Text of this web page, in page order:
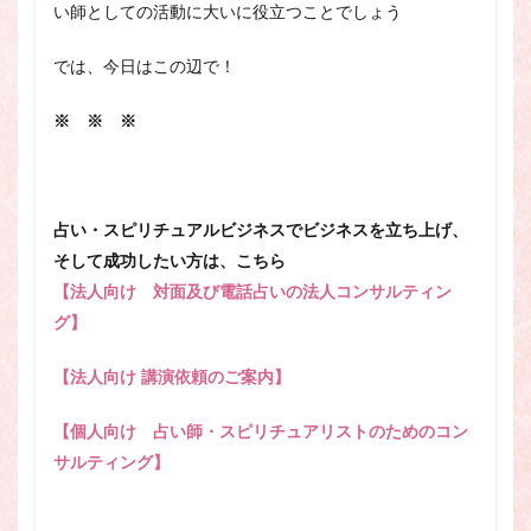
い師としての活動に大いに役立つことでしょう
では、今日はこの辺で！
※ ※ ※
占い・スピリチュアルビジネスでビジネスを立ち上げ、
そして成功したい方は、こちら
【法人向け 対面及び電話占いの法人コンサルティン
グ】
【法人向け 講演依頼のご案内】
【個人向け 占い師・スピリチュアリストのためのコン
サルティング】